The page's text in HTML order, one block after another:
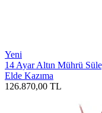
Yeni
14 Ayar Altın Mührü
Elde Kazıma
126.870,00 TL